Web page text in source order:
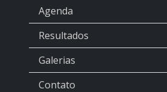
Agenda
Resultados
Galerias
Contato